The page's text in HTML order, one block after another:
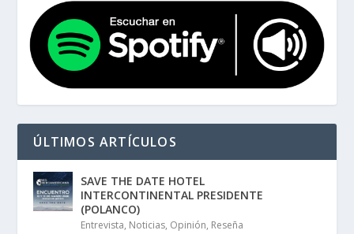
ÚLTIMOS ARTÍCULOS
SAVE THE DATE HOTEL
INTERCONTINENTAL PRESIDENTE
(POLANCO)
Entrevista, Noticias, Opinión, Reseña